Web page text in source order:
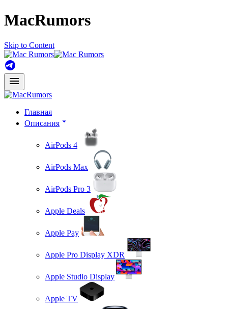
MacRumors
Skip to Content
Главная
Описания
AirPods 4
AirPods Max
AirPods Pro 3
Apple Deals
Apple Pay
Apple Pro Display XDR
Apple Studio Display
Apple TV